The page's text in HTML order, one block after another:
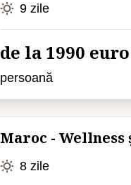
9 zile
de la 1990
persoană
Maroc -
8 zile